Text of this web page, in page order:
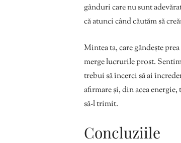
gânduri care nu sunt
că atunci când căutăm să
Mintea ta, care gândește
merge lucrurile prost.
trebui să încerci să ai
afirmare și, din acea
să-l trimit.
Concluziile